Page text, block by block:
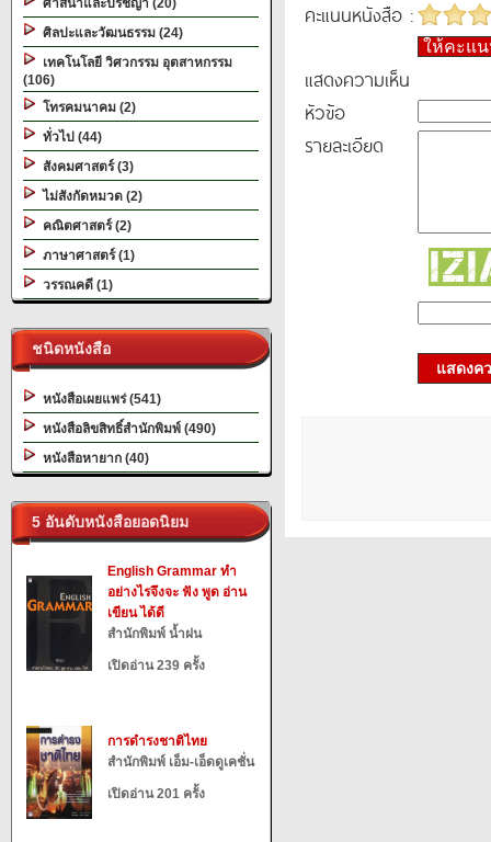
ศาสนาและปรัชญา (20)
ศิลปะและวัฒนธรรม (24)
เทคโนโลยี วิศวกรรม อุตสาหกรรม
(106)
โทรคมนาคม (2)
ทั่วไป (44)
สังคมศาสตร์ (3)
ไม่สังกัดหมวด (2)
คณิตศาสตร์ (2)
ภาษาศาสตร์ (1)
วรรณคดี (1)
ชนิดหนังสือ
หนังสือเผยแพร่ (541)
หนังสือลิขสิทธิ์สำนักพิมพ์ (490)
หนังสือหายาก (40)
5 อันดับหนังสือยอดนิยม
English Grammar ทำ
อย่างไรจึงจะ ฟัง พูด อ่าน
เขียน ได้ดี
สำนักพิมพ์ น้ำฝน
เปิดอ่าน 239 ครั้ง
การดำรงชาติไทย
สำนักพิมพ์ เอ็ม-เอ็ดดูเคชั่น
เปิดอ่าน 201 ครั้ง
คะแนนหนังสือ :
ให้คะแ
แสดงความเห็น
หัวข้อ
รายละเอียด
แสดงค